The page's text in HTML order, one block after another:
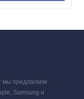
мы предлагаем
Samsung и